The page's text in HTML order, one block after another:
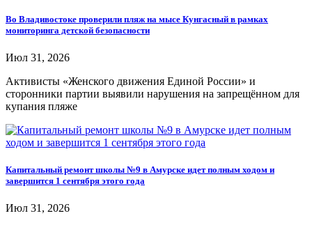
Во Владивостоке проверили пляж на мысе Кунгасный в рамках
мониторинга детской безопасности
Июл 31, 2026
Активисты «Женского движения Единой России» и
сторонники партии выявили нарушения на запрещённом для
купания пляже
Капитальный ремонт школы №9 в Амурске идет полным ходом и
завершится 1 сентября этого года
Июл 31, 2026